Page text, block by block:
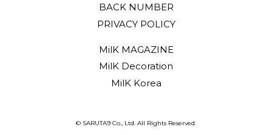
BACK NUMBER
PRIVACY POLICY
MilK MAGAZINE
MilK Decoration
MilK Korea
© SARUTA9 Co., Ltd. All Rights Reserved.